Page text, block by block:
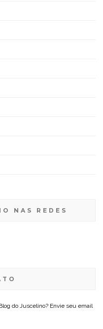
NAS REDES
do Juscelino? Envie seu email